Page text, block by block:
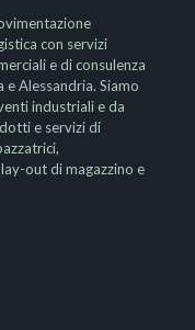
con servizi
e di consulenza
e Alessandria. Siamo
industriali e da
e servizi di
out di magazzino e